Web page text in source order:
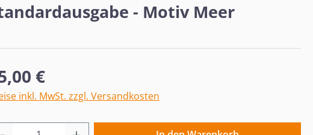
- Motiv Meer
Preis:
€
inkl. MwSt. zzgl. Versandkosten